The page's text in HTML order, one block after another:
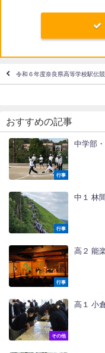
令和６年度奈良県高等学校駅伝
おすすめの記事
行事
中学部
行事
中１ 林
行事
高２ 能
その他
高１ 小